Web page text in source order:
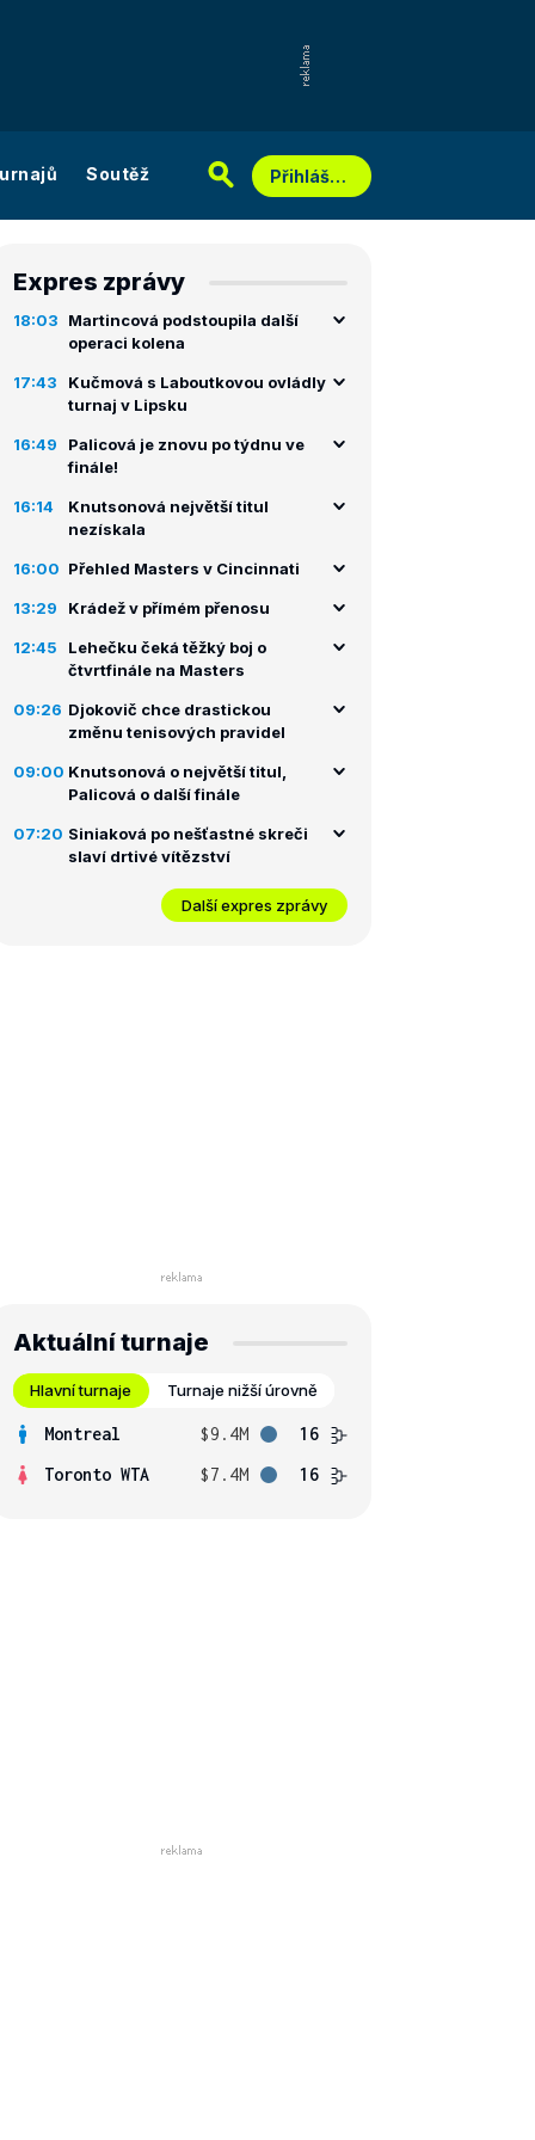
Soutěž Přihlášení
Expres zprávy
18:03
Martincová podstoupila další
operaci kolena
17:43
Kučmová s Laboutkovou ovládly
turnaj v Lipsku
16:49
Palicová je znovu po týdnu ve
finále!
16:14
Knutsonová největší titul
nezískala
16:00 Přehled Masters v Cincinnati
13:29 Krádež v přímém přenosu
12:45
Lehečku čeká těžký boj o
čtvrtfinále na Masters
09:26 Djokovič chce drastickou
změnu tenisových pravidel
09:00 Knutsonová o největší titul,
Palicová o další finále
07:20 Siniaková po nešťastné skreči
slaví drtivé vítězství
Další expres zprávy
Aktuální turnaje
Hlavní turnaje Turnaje nižší úrovně
Montreal $9.4M
16
Toronto WTA
$7.4M 16